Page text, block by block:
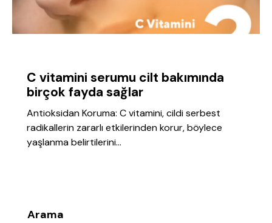
C vitamini serumu cilt bakımında
birçok fayda sağlar
Antioksidan Koruma: C vitamini, cildi serbest
radikallerin zararlı etkilerinden korur, böylece
yaşlanma belirtilerini…
Arama